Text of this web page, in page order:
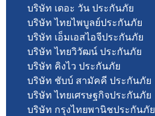
บริษัท เดอะ วัน ประกันภัย
บริษัท ไทยไพบูลย์ประกันภัย
บริษัท เอ็มเอสไอจีประกันภัย
บริษัท ไทยวิวัฒน์ ประกันภัย
บริษัท คิงไว ประกันภัย
บริษัท ชับบ์ สามัคคี ประกันภัย
บริษัท ไทยเศรษฐกิจประกันภัย
บริษัท กรุงไทยพานิชประกันภัย